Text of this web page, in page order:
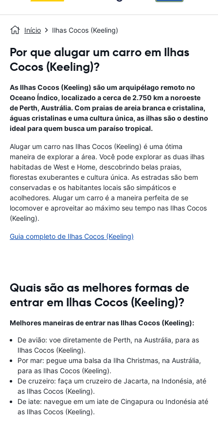
Início Ilhas Cocos (Keeling)
Por que alugar um carro em Ilhas
Cocos (Keeling)?
As Ilhas Cocos (Keeling) são um arquipélago remoto no
Oceano Índico, localizado a cerca de 2.750 km a noroeste
de Perth, Austrália. Com praias de areia branca e cristalina,
águas cristalinas e uma cultura única, as ilhas são o destino
ideal para quem busca um paraíso tropical.
Alugar um carro nas Ilhas Cocos (Keeling) é uma ótima
maneira de explorar a área. Você pode explorar as duas ilhas
habitadas de West e Home, descobrindo belas praias,
florestas exuberantes e cultura única. As estradas são bem
conservadas e os habitantes locais são simpáticos e
acolhedores. Alugar um carro é a maneira perfeita de se
locomover e aproveitar ao máximo seu tempo nas Ilhas Cocos
(Keeling).
Guia completo de Ilhas Cocos (Keeling)
Quais são as melhores formas de
entrar em Ilhas Cocos (Keeling)?
Melhores maneiras de entrar nas Ilhas Cocos (Keeling):
De avião: voe diretamente de Perth, na Austrália, para as
Ilhas Cocos (Keeling).
Por mar: pegue uma balsa da Ilha Christmas, na Austrália,
para as Ilhas Cocos (Keeling).
De cruzeiro: faça um cruzeiro de Jacarta, na Indonésia, até
as Ilhas Cocos (Keeling).
De iate: navegue em um iate de Cingapura ou Indonésia até
as Ilhas Cocos (Keeling).